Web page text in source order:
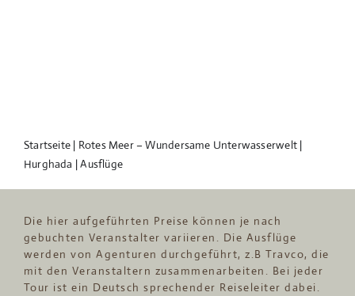
Startseite | Rotes Meer – Wundersame Unterwasserwelt|
Hurghada | Ausflüge
Die hier aufgeführten Preise können je nach
gebuchten Veranstalter variieren. Die Ausflüge
werden von Agenturen durchgeführt, z.B Travco, die
mit den Veranstaltern zusammenarbeiten. Bei jeder
Tour ist ein Deutsch sprechender Reiseleiter dabei.